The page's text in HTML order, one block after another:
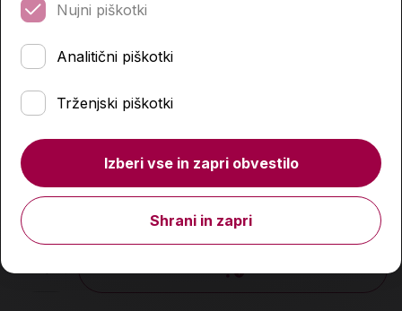
Otok kamelij
14,99 €
Količina
Nujni piškotki
Analitični piškotki
Trženjski piškotki
Izberi vse in zapri obvestilo
Shrani in zapri